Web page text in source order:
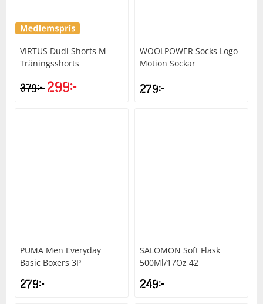
VIRTUS Dudi Shorts M
Träningsshorts
379kr 299kr
WOOLPOWER Socks Logo
Motion Sockar
279kr
PUMA Men Everyday
Basic Boxers 3P
279kr
SALOMON Soft Flask
500Ml/17Oz 42
249kr